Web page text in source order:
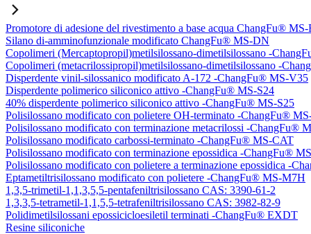
Promotore di adesione del rivestimento a base acqua ChangFu® MS-
Silano di-amminofunzionale modificato ChangFu® MS-DN
Copolimeri (Mercaptopropil)metilsilossano-dimetilsilossano -
Copolimeri (metacrilossipropil)metilsilossano-dimetilsilossano -
Disperdente vinil-silossanico modificato A-172 -ChangFu® MS-V35
Disperdente polimerico siliconico attivo -ChangFu® MS-S24
40% disperdente polimerico siliconico attivo -ChangFu® MS-S25
Polisilossano modificato con polietere OH-terminato -ChangFu®
Polisilossano modificato con terminazione metacrilossi -ChangFu®
Polisilossano modificato carbossi-terminato -ChangFu® MS-CAT
Polisilossano modificato con terminazione epossidica -ChangFu®
Polisilossano modificato con polietere a terminazione epossidica -
Eptametiltrisilossano modificato con polietere -ChangFu® MS-M7H
1,3,5-trimetil-1,1,3,5,5-pentafeniltrisilossano CAS: 3390-61-2
1,3,3,5-tetrametil-1,1,5,5-tetrafeniltrisilossano CAS: 3982-82-9
Polidimetilsilossani epossicicloesiletil terminati -ChangFu® EXDT
Resine siliconiche